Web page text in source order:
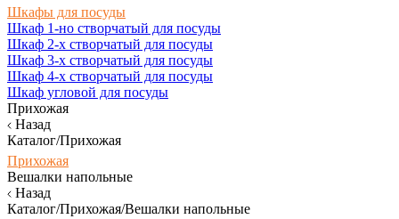
Шкафы для посуды
Шкаф 1-но створчатый для посуды
Шкаф 2-х створчатый для посуды
Шкаф 3-х створчатый для посуды
Шкаф 4-х створчатый для посуды
Шкаф угловой для посуды
Прихожая
Назад
Каталог/Прихожая
Прихожая
Вешалки напольные
Назад
Каталог/Прихожая/Вешалки напольные